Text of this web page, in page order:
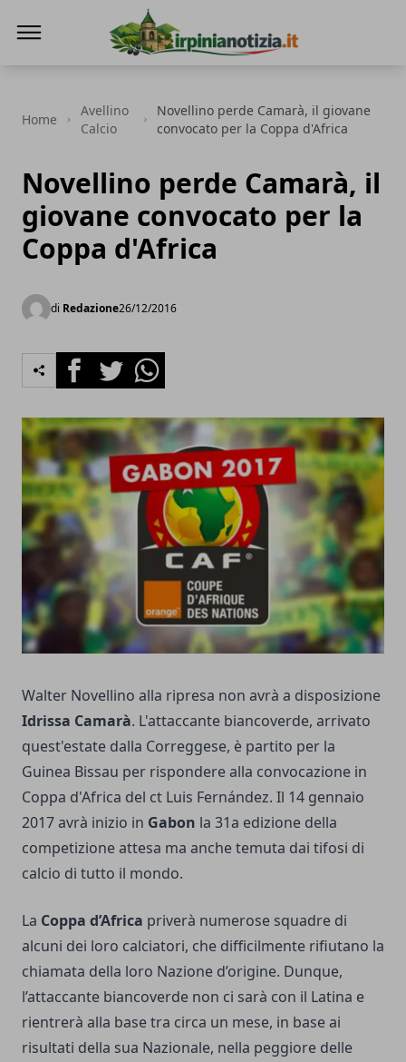
Home
Avellino
Calcio
Novellino perde Camarà, il giovane
convocato per la Coppa d'Africa
Novellino perde Camarà, il
giovane convocato per la
Coppa d'Africa
di Redazione26/12/2016
FacebookTwitterWhatsapp
Walter Novellino alla ripresa non avrà a disposizione
Idrissa Camarà. L'attaccante biancoverde, arrivato
quest'estate dalla Correggese, è partito per la
Guinea Bissau per rispondere alla convocazione in
Coppa d'Africa del ct Luis Fernández. Il 14 gennaio
2017 avrà inizio in Gabon la 31a edizione della
competizione attesa ma anche temuta dai tifosi di
calcio di tutto il mondo.
La Coppa d’Africa priverà numerose squadre di
alcuni dei loro calciatori, che difficilmente rifiutano la
chiamata della loro Nazione d’origine. Dunque,
l’attaccante biancoverde non ci sarà con il Latina e
rientrerà alla base tra circa un mese, in base ai
risultati della sua Nazionale, nella peggiore delle